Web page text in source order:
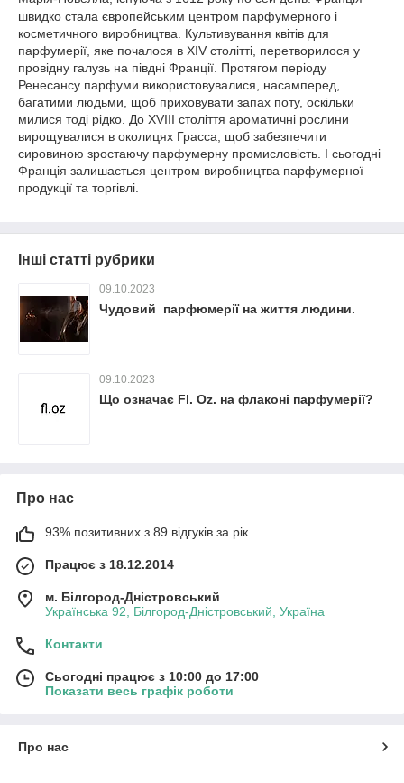
швидко стала європейським центром парфумерного і
косметичного виробництва. Культивування квітів для
парфумерії, яке почалося в XIV столітті, перетворилося у
провідну галузь на півдні Франції. Протягом періоду
Ренесансу парфуми використовувалися, насамперед,
багатими людьми, щоб приховувати запах поту, оскільки
милися тоді рідко. До XVIII століття ароматичні рослини
вирощувалися в околицях Грасса, щоб забезпечити
сировиною зростаючу парфумерну промисловість. І сьогодні
Франція залишається центром виробництва парфумерної
продукції та торгівлі.
Інші статті рубрики
09.10.2023
Чудовий парфюмерії на життя людини.
09.10.2023
Що означає Fl. Oz. на флаконі парфумерії?
Про нас
93% позитивних з 89 відгуків за рік
Працює з 18.12.2014
м. Білгород-Дністровський
Українська 92, Білгород-Дністровський, Україна
Контакти
Сьогодні працює з 10:00 до 17:00
Показати весь графік роботи
Про нас